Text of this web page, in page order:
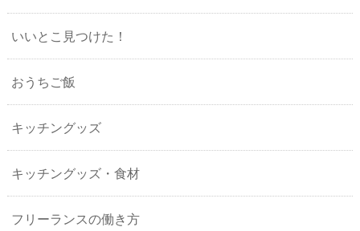
いいとこ見つけた！
おうちご飯
キッチングッズ
キッチングッズ・食材
フリーランスの働き方